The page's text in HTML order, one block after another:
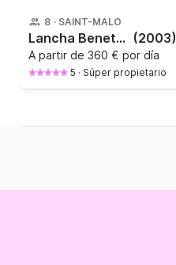
8 · SAINT-MALO
Lancha Beneteau Flyer 650 (2003)
A partir de 360 € por día
5 · Súper propietario